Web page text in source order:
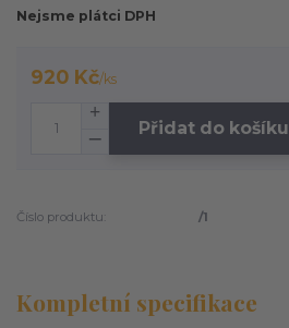
Nejsme plátci DPH
920 Kč/ks
Přidat do košíku
Číslo produktu: /1
Kompletní specifikace